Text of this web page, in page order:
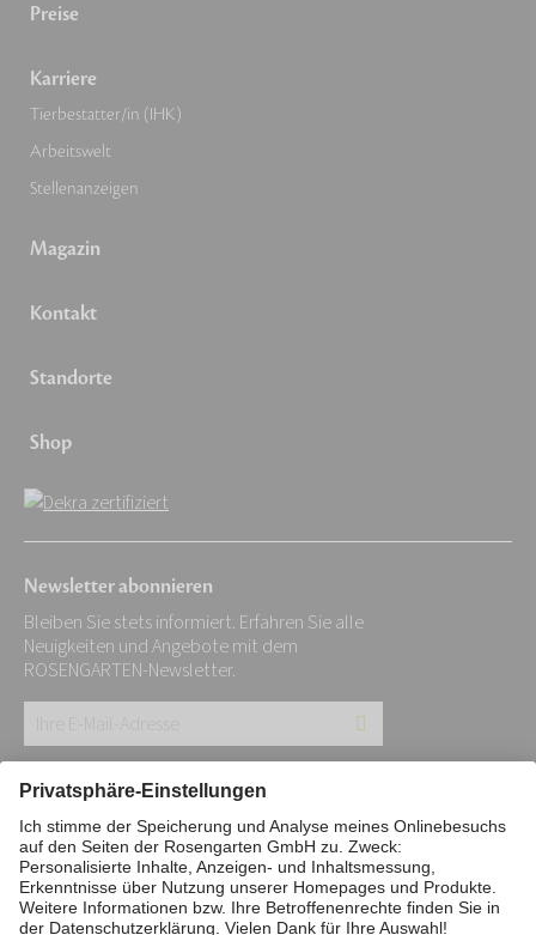
Preise
Karriere
Tierbestatter/in (IHK)
Arbeitswelt
Stellenanzeigen
Magazin
Kontakt
Standorte
Shop
Newsletter abonnieren
Bleiben Sie stets informiert. Erfahren Sie alle
Neuigkeiten und Angebote mit dem
ROSENGARTEN-Newsletter.
E-
Mail-
Adresse:
*
Impressum Datenschutz
Stiftung
Interne Meldestelle
Zahlungsmittel
Barrierefreiheitserklärung
Vertrag widerrufen